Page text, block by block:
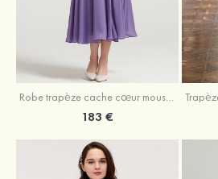
183 €